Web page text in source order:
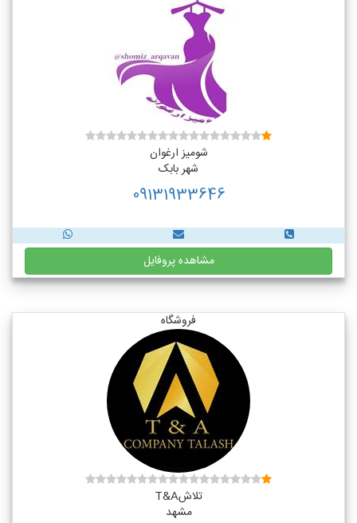
شومیز ارغوان
شهر بابک
09131933646
مشاهده پروفایل
فروشگاه
تلاشT&A
مشهد